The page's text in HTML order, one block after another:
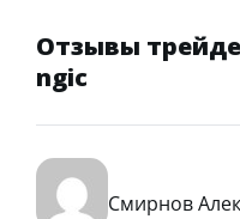
Отзывы
ngic
Смирнов